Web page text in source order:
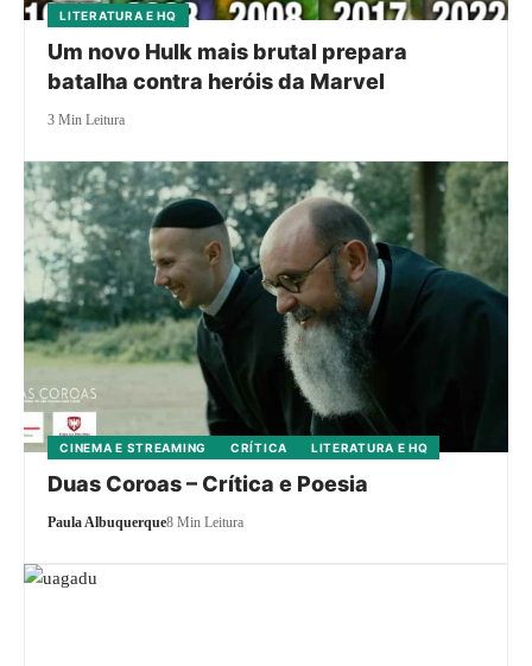
LITERATURA E HQ
Um novo Hulk mais brutal prepara
batalha contra heróis da Marvel
3 Min Leitura
CINEMA E STREAMING CRÍTICA LITERATURA E HQ
Duas Coroas – Crítica e Poesia
Paula Albuquerque8 Min Leitura